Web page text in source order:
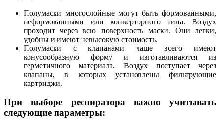
Полумаски многослойные могут быть формованными,
неформованными или конверторного типа. Воздух
проходит через всю поверхность маски. Они легки,
удобны и имеют невысокую стоимость.
Полумаски с клапанами чаще всего имеют
конусообразную форму и изготавливаются из
герметичного материала. Воздух поступает через
клапаны, в которых установлены фильтрующие
картриджи.
При выборе респиратора важно учитывать
следующие параметры: